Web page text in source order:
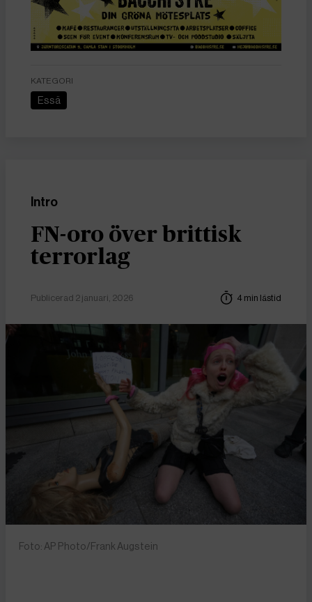
KATEGORI
Essä
Intro
FN-oro över brittisk
terrorlag
Publicerad 2 januari, 2026 4 min lästid
Foto: AP Photo/Frank Augstein